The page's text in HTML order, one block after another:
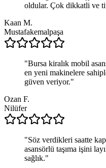
oldular. Çok dikkatli ve
Kaan M.
Mustafakemalpaşa
"Bursa kiralık mobil
en yeni makinelere
güven veriyor."
Ozan F.
Nilüfer
"Söz verdikleri saatte
asansörlü taşıma işini
sağlık."